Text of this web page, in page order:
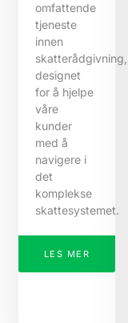
omfattende
tjeneste
innen
skatterådgivning,
designet
for å hjelpe
våre
kunder
med å
navigere i
det
komplekse
skattesystemet.
LES MER